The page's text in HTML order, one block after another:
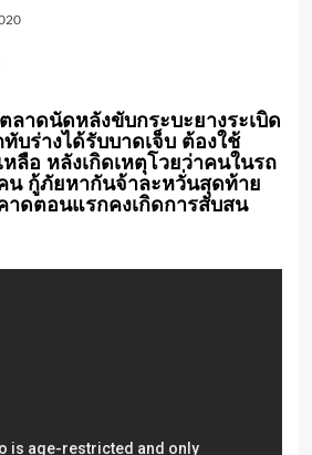
ลาดนัดหลังขับกระบะยางระเบิด
บร่างได้รับบาดเจ็บ ต้องใช้
หลือ หลังเกิดเหตุโวยว่าคนในรถ
น กู้ภัยหากันจ้าละหวั่นสุดท้าย
าดตอนแรกคงเกิดการสับสน